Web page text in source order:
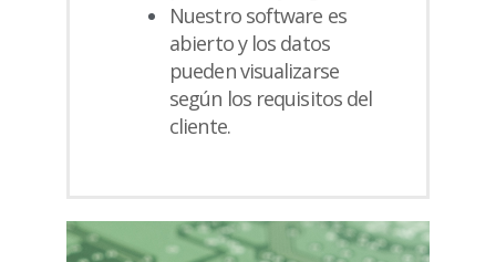
Nuestro software es
abierto y los datos
puedenvisualizarse
según los requisitos del
cliente.